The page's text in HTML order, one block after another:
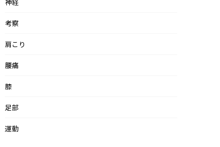
神経
考察
肩こり
腰痛
膝
足部
運動